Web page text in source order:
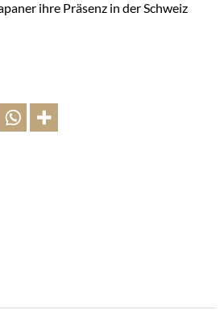
ihre Präsenz in der Schweiz